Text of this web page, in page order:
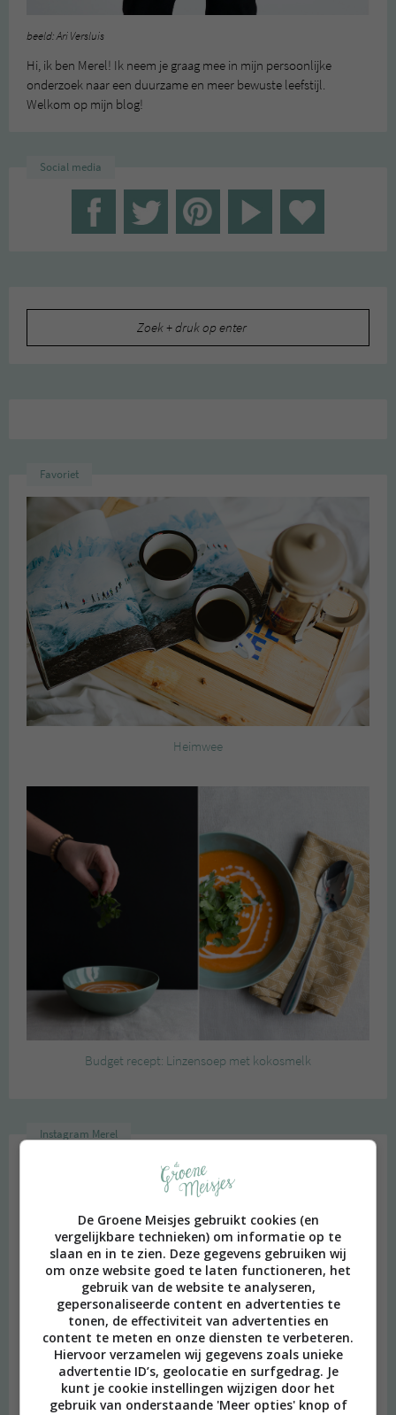
beeld: Ari Versluis
Hi, ik ben Merel! Ik neem je graag mee in mijn persoonlijke
onderzoek naar een duurzame en meer bewuste leefstijl.
Welkom op mijn blog!
Social media
Favoriet
Heimwee
Budget recept: Linzensoep met kokosmelk
Instagram Merel
De Groene Meisjes gebruikt cookies (en
vergelijkbare technieken) om informatie op te
slaan en in te zien. Deze gegevens gebruiken wij
om onze website goed te laten functioneren, het
gebruik van de website te analyseren,
gepersonaliseerde content en advertenties te
tonen, de effectiviteit van advertenties en
content te meten en onze diensten te verbeteren.
Hiervoor verzamelen wij gegevens zoals unieke
advertentie ID’s, geolocatie en surfgedrag. Je
kunt je cookie instellingen wijzigen door het
gebruik van onderstaande 'Meer opties' knop of